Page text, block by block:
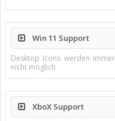
Win 11 Support
Desktop Icons werden
nicht möglich
XboX Support